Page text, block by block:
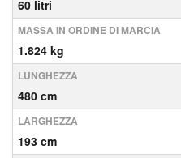
60 litri
MASSA IN ORDINE DI MARCIA
1.824 kg
LUNGHEZZA
480 cm
LARGHEZZA
193 cm